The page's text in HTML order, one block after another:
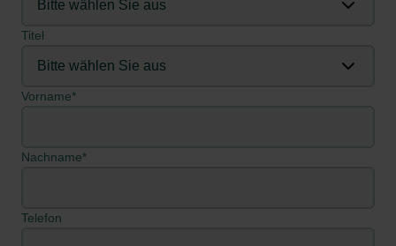
Titel
Vorname*
Nachname*
Telefon